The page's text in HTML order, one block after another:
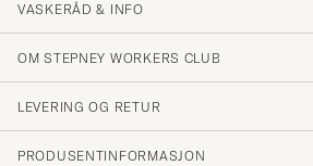
VASKERÅD & INFO
OM STEPNEY WORKERS CLUB
LEVERING OG RETUR
PRODUSENTINFORMASJON